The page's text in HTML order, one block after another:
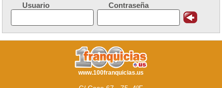
Usuario Contraseña
www.100franquicias.us